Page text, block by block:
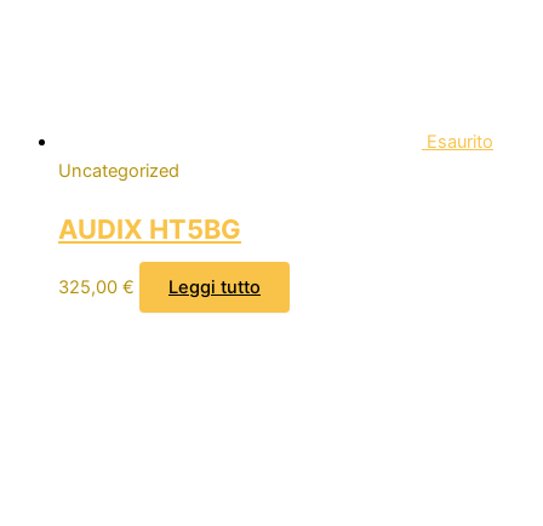
Esaurito
Uncategorized
AUDIX HT5BG
325,00 € Leggi tutto